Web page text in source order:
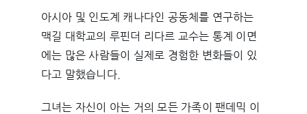
아시아 및 인도계 캐나다인 공동체를 연구하는
맥길 대학교의 루핀더 리다르 교수는 통계 이면
에는 많은 사람들이 실제로 경험한 변화들이 있
다고 말했습니다.
그녀는 자신이 아는 거의 모든 가족이 팬데믹 이